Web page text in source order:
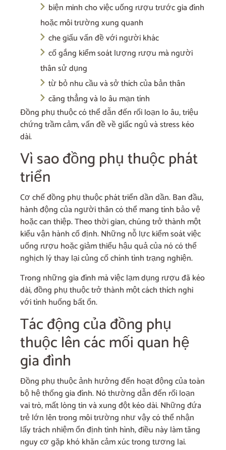
biện minh cho việc uống rượu trước gia đình
hoặc môi trường xung quanh
che giấu vấn đề với người khác
cố gắng kiểm soát lượng rượu mà người
thân sử dụng
từ bỏ nhu cầu và sở thích của bản thân
căng thẳng và lo âu mạn tính
Đồng phụ thuộc có thể dẫn đến rối loạn lo âu, triệu
chứng trầm cảm, vấn đề về giấc ngủ và stress kéo
dài.
Vì sao đồng phụ thuộc phát
triển
Cơ chế đồng phụ thuộc phát triển dần dần. Ban đầu,
hành động của người thân có thể mang tính bảo vệ
hoặc can thiệp. Theo thời gian, chúng trở thành một
kiểu vận hành cố định. Những nỗ lực kiểm soát việc
uống rượu hoặc giảm thiểu hậu quả của nó có thể
nghịch lý thay lại củng cố chính tình trạng nghiện.
Trong những gia đình mà việc lạm dụng rượu đã kéo
dài, đồng phụ thuộc trở thành một cách thích nghi
với tình huống bất ổn.
Tác động của đồng phụ
thuộc lên các mối quan hệ
gia đình
Đồng phụ thuộc ảnh hưởng đến hoạt động của toàn
bộ hệ thống gia đình. Nó thường dẫn đến rối loạn
vai trò, mất lòng tin và xung đột kéo dài. Những đứa
trẻ lớn lên trong môi trường như vậy có thể nhận
lấy trách nhiệm ổn định tình hình, điều này làm tăng
nguy cơ gặp khó khăn cảm xúc trong tương lai.